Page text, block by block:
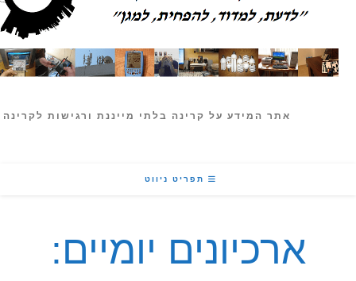
אתר המידע על קרינה בלתי מייננת ורגישות לקרינה
תפריט ניווט
ארכיונים יומיים: